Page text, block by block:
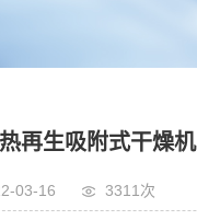
再生吸附式干燥机
03-16 3311次